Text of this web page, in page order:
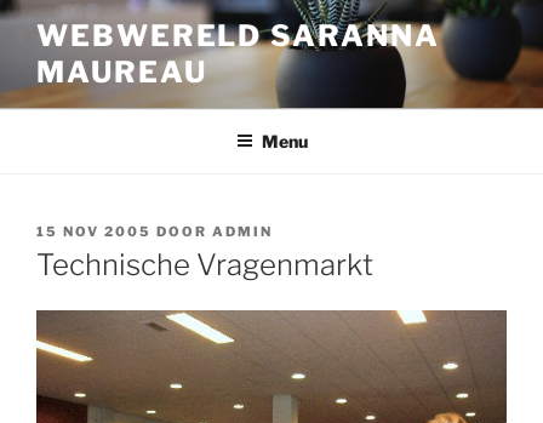
Ga
inhoud
WEBWERELD SARANNA
MAUREAU
Menu
GEPLAATST
OP
15 NOV 2005 DOOR ADMIN
Technische Vragenmarkt